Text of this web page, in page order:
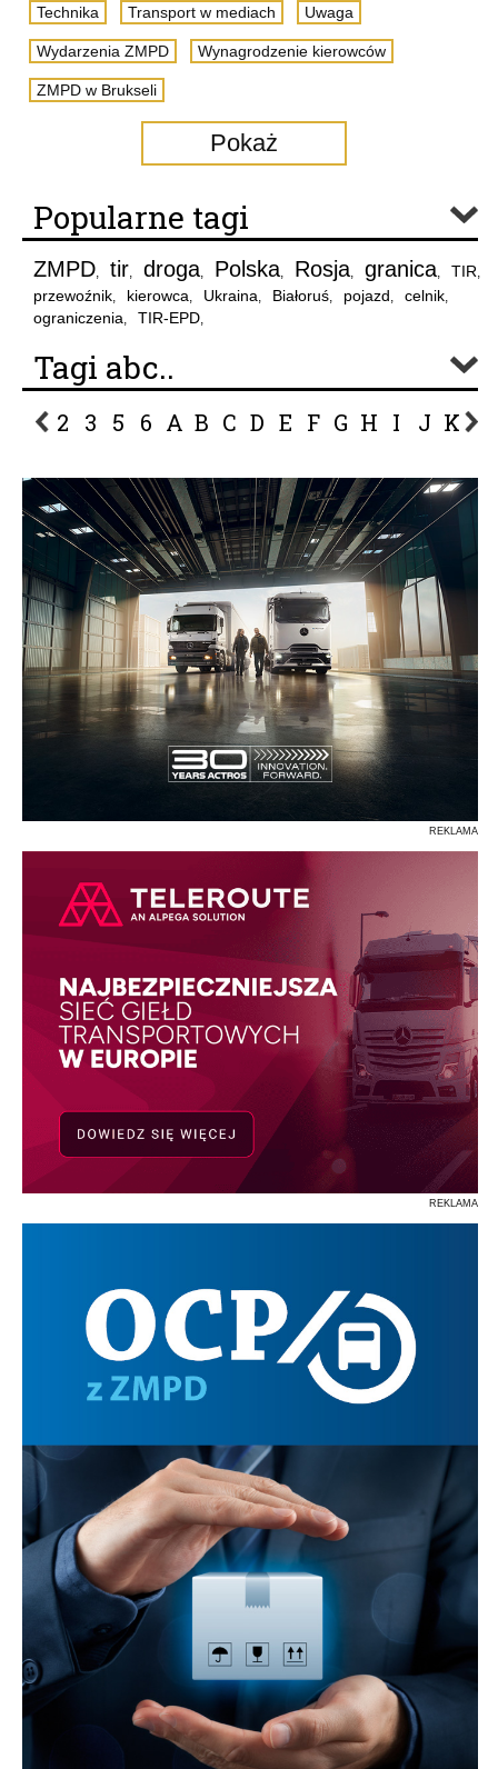
Technika Transport w mediach Uwaga
Wydarzenia ZMPD Wynagrodzenie kierowców
ZMPD w Brukseli
Pokaż
Popularne tagi
ZMPD, tir, droga, Polska, Rosja, granica, TIR,
przewoźnik, kierowca, Ukraina, Białoruś, pojazd, celnik,
ograniczenia, TIR-EPD,
Tagi abc..
2 3 5 6 A B C D E F G H I J K L
REKLAMA
REKLAMA